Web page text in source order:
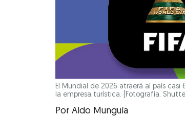
El Mundial de 2026 atraerá al país casi
la empresa turística. [Fotografía.
Por Aldo Munguía